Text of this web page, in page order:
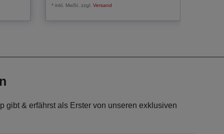
*inkl. MwSt. zzgl.Versand
& erfährst als Erster von unseren exklusiven